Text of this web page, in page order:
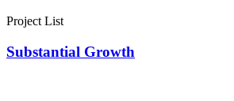
Project List
Substantial Growth